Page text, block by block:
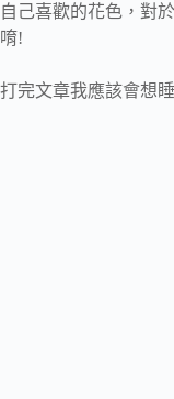
自己喜歡的花色，對
唷!
打完文章我應該會想